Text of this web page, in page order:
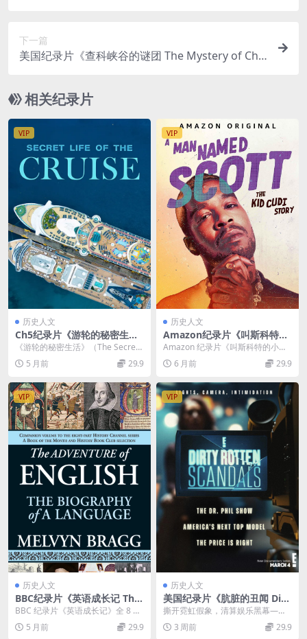
下一篇
美国纪录片《查科峡谷的谜团 The Mystery of Cha
清/MKV/789M 史前遗迹
相关纪录片
VIP
历史人文
Ch5纪录片《游轮的秘密生活
The Secret Life of the Cruis
e 2018》英语中英双字 官方纯
净版 1080P/MKV/4.08G 世界
《游轮的秘密生活》（The Secret
Life of the Cruise ...
5 月前 29.9
VIP
历史人文
Amazon纪录片《叫斯科特的
小子 A Man Named Scott 2
021》英语多国中字 1080P/M
P4/1.47G 音乐人的故事
Amazon 纪录片《叫斯科特的小子
A Man Named Scott 202...
6 月前 29.9
VIP
历史人文
BBC纪录片《英语成长记 The
Adventure of English》全8
集 英语中英双字幕 标清 英语
语言纪录片
BBC 纪录片《英语成长记》全 8 集
深度解析 BBC 纪录片《英语成长记
（Th...5 月前 29.9
VIP
历史人文
美国纪录片《肮脏的丑闻 Dirt
y Rotten Scandals 2026》第
一季全6集 英语中英双字 无水
印纯净版 1080P/MKV/11G 娱
撕开霓虹假象，清算娱乐黑幕——2
026纪实剧集《肮脏的丑闻：娱乐
黑幕 第一季》赏...
3 周前 29.9